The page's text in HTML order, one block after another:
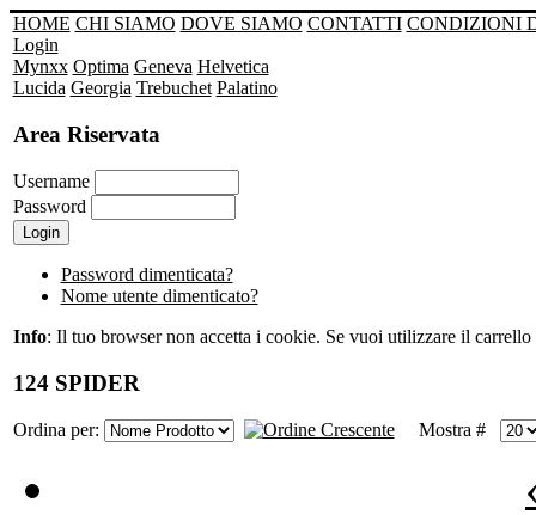
HOME CHI SIAMO DOVE SIAMO CONTATTI CONDIZIONI
Login
Mynxx Optima Geneva Helvetica
Lucida Georgia Trebuchet Palatino
Area Riservata
Username
Password
Password dimenticata?
Nome utente dimenticato?
Info: Il tuo browser non accetta i cookie. Se vuoi utilizzare il
124 SPIDER
Ordina per: Mostra #